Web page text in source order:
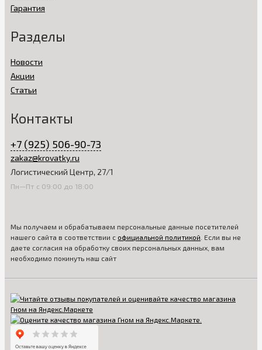
Гарантия
Разделы
Новости
Акции
Статьи
Контакты
+7 (925) 506-90-73
zakaz@krovatky.ru
Логистический Центр, 27/1
Пн—Пт с 09:00 до 18:00
Мы получаем и обрабатываем персональные данные посетителей
нашего сайта в соответствии с официальной политикой . Если вы не
даете согласия на обработку своих персональных данных, вам
необходимо покинуть наш сайт